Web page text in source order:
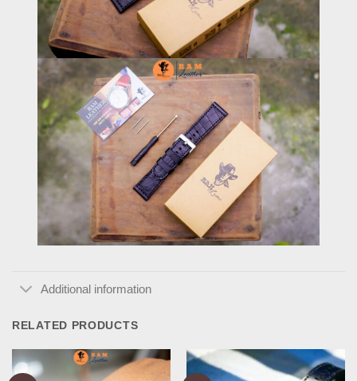
Additional information
RELATED PRODUCTS